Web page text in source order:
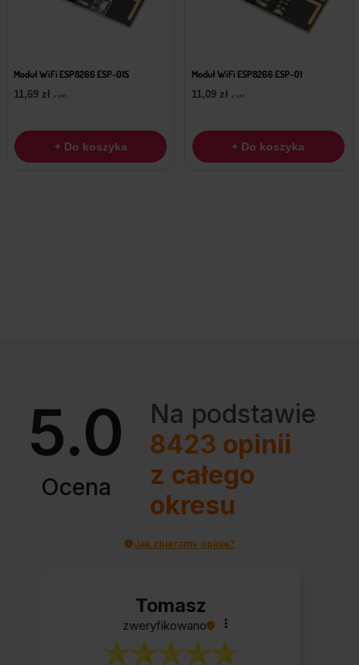
Moduł WiFi ESP8266 ESP-01S
11,69 zł z VAT
+ Do koszyka
Moduł WiFi ESP8266 ESP-01
11,09 zł z VAT
+ Do koszyka
5.0
Ocena
Na podstawie
8423 opinii
z całego
okresu
Jak zbieramy opinie?
Tomasz
zweryfikowano